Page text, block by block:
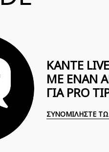
ΚΑΝΤΕ
ΜΕ ΕΝΑΝ
ΓΙΑ PRO
ΣΥΝΟΜΙΛΗΣΤΕ